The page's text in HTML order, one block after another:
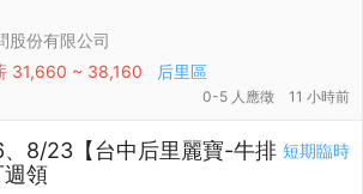
股份有限公司
31,660 ~ 38,160 后里區
0-5 人應徵 11 小時前
短期臨時
8/23【台中后里麗寶-牛排
領